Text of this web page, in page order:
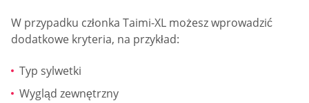
W przypadku członka Taimi-XL możesz wprowadzić
dodatkowe kryteria, na przykład:
Typ sylwetki
Wygląd zewnętrzny